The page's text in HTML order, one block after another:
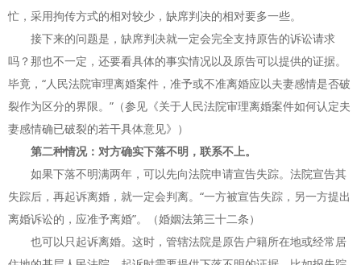
忙，采用拘传方式的相对较少，缺席判决的相对要多一些。
接下来的问题是，缺席判决就一定会完全支持原告的诉讼请求
吗？那也不一定，还要看具体的事实情况以及原告可以提供的证据。
毕竟，“人民法院审理离婚案件，准予或不准离婚应以夫妻感情是否破
裂作为区分的界限。”（参见《关于人民法院审理离婚案件如何认定夫
妻感情确已破裂的若干具体意见》）
第二种情况：对方确实下落不明，联系不上。
如果下落不明满两年，可以先向法院申请宣告失踪。法院宣告其
失踪后，再起诉离婚，就一定会判离。“一方被宣告失踪，另一方提出
离婚诉讼的，应准予离婚”。（婚姻法第三十二条）
也可以只起诉离婚。这时，管辖法院是原告户籍所在地或经常居